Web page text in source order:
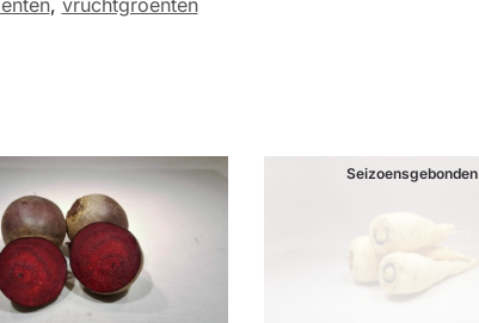
, vruchtgroenten
Seizoensgebonden